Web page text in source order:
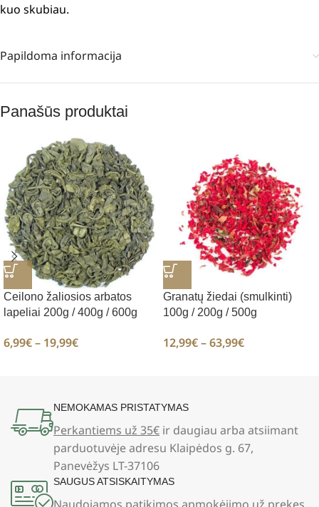
kuo skubiau.
Papildoma informacija
Panašūs produktai
Ceilono žaliosios arbatos
lapeliai 200g / 400g / 600g
6,99€– 19,99€
Granatų žiedai (smulkinti)
100g / 200g / 500g
12,99€–63,99€
NEMOKAMAS PRISTATYMAS
Perkantiems už 35€ ir daugiau arba atsiimant
parduotuvėje adresu Klaipėdos g. 67,
Panevėžys LT-37106
SAUGUS ATSISKAITYMAS